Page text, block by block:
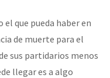
que pueda haber en
de muerte para el
sus partidarios menos
llegar es a algo